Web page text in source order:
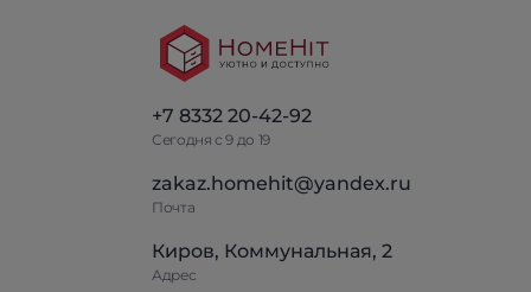
+7 8332 20-42-92
Сегодня с 9 до 19
zakaz.homehit@yandex.ru
Почта
Киров, Коммунальная, 2
Адрес